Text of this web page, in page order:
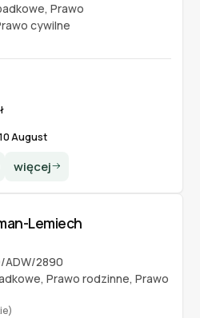
, Prawo
cywilne
August
więcej
Lemiech
ADW/2890
, Prawo rodzinne, Prawo